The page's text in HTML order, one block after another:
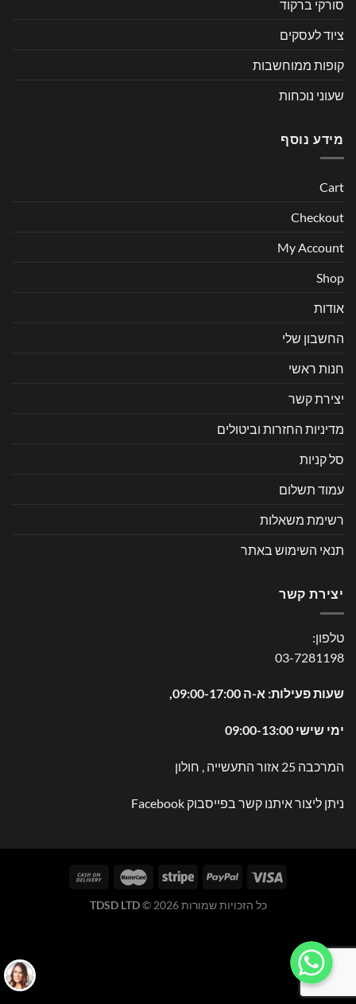
סורקי ברקוד
ציוד לעסקים
קופות ממוחשבות
שעוני נוכחות
מידע נוסף
Cart
Checkout
My Account
Shop
אודות
החשבון שלי
חנות ראשי
יצירת קשר
מדיניות החזרות וביטולים
סל קניות
עמוד תשלום
רשימת משאלות
תנאי השימוש באתר
יצירת קשר
טלפון:
03-7281198
שעות פעילות: א-ה 09:00-17:00,
ימי שישי 09:00-13:00
המרכבה 25 אזור התעשייה , חולון
ניתן ליצור איתנו קשר בפייסבוק Facebook
כל הזכויות שמורות 2026 © TDSD LTD
WhatsApp